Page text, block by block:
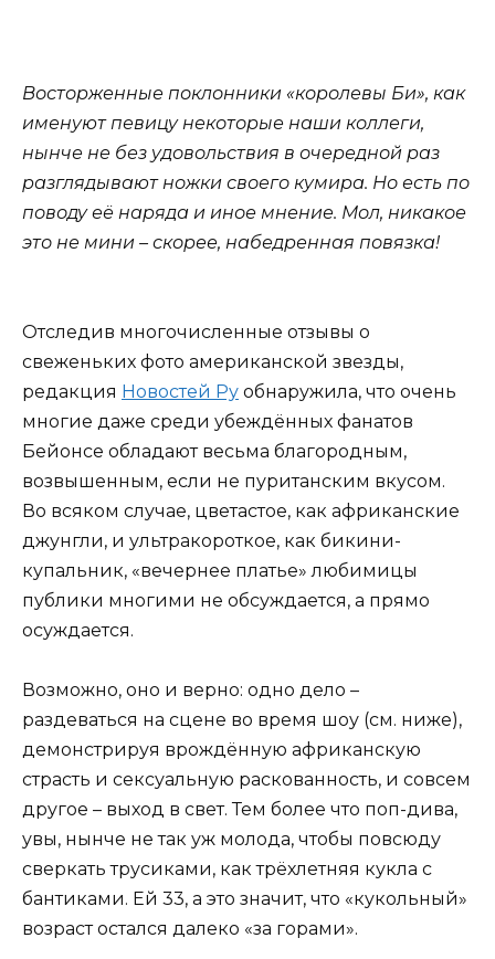
Восторженные поклонники «королевы Би», как
именуют певицу некоторые наши коллеги,
нынче не без удовольствия в очередной раз
разглядывают ножки своего кумира. Но есть по
поводу её наряда и иное мнение. Мол, никакое
это не мини – скорее, набедренная повязка!
Отследив многочисленные отзывы о
свеженьких фото американской звезды,
редакция Новостей Ру обнаружила, что очень
многие даже среди убеждённых фанатов
Бейонсе обладают весьма благородным,
возвышенным, если не пуританским вкусом.
Во всяком случае, цветастое, как африканские
джунгли, и ультракороткое, как бикини-
купальник, «вечернее платье» любимицы
публики многими не обсуждается, а прямо
осуждается.
Возможно, оно и верно: одно дело –
раздеваться на сцене во время шоу (см. ниже),
демонстрируя врождённую африканскую
страсть и сексуальную раскованность, и совсем
другое – выход в свет. Тем более что поп-дива,
увы, нынче не так уж молода, чтобы повсюду
сверкать трусиками, как трёхлетняя кукла с
бантиками. Ей 33, а это значит, что «кукольный»
возраст остался далеко «за горами».